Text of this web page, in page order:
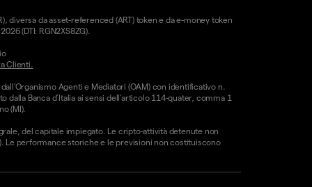
diversa da asset-referenced (ART) token e da e-money token
(DTI: RGN2XS8ZG).
Clienti.
Agenti e Mediatori (OAM) con identificativo n.
Banca d’Italia ai sensi dell’articolo 114-quater, comma 1
(MI).
del capitale impiegato. Le cripto-attività detenute non
Le performance storiche e le previsioni non costituiscono